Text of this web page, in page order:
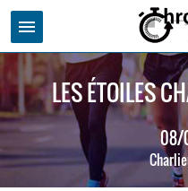
menu
LES ÉTOILES
08/